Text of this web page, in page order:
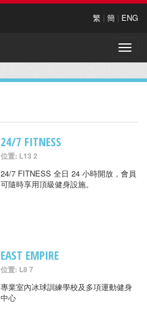
繁 | 簡 | ENG
Toggle
24/7 FITNESS
位置: L13 2
24/7 FITNESS 全日 24 小時開放，會員
可隨時享用頂級健身設施。
EAST EMPIRE
位置: L8 7
專業室內冰球訓練學校及多項運動健身
中心